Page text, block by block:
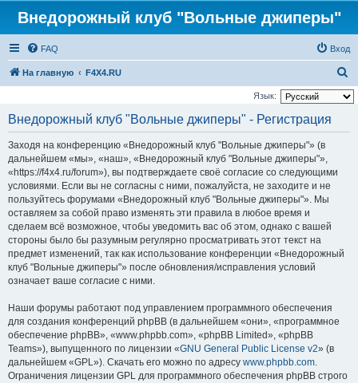
Внедорожный клуб "Вольные джиперы"
FAQ Вход
На главную F4X4.RU
о
Язык:
Внедорожный клуб "Вольные джиперы" - Регистрация
Заходя на конференцию «Внедорожный клуб "Вольные джиперы"» (в
дальнейшем «мы», «наш», «Внедорожный клуб "Вольные джиперы"»,
«https://f4x4.ru/forum»), вы подтверждаете своё согласие со следующими
условиями. Если вы не согласны с ними, пожалуйста, не заходите и не
пользуйтесь форумами «Внедорожный клуб "Вольные джиперы"». Мы
оставляем за собой право изменять эти правила в любое время и
сделаем всё возможное, чтобы уведомить вас об этом, однако с вашей
стороны было бы разумным регулярно просматривать этот текст на
предмет изменений, так как использование конференции «Внедорожный
клуб "Вольные джиперы"» после обновления/исправления условий
означает ваше согласие с ними.
Наши форумы работают под управлением программного обеспечения
для создания конференций phpBB (в дальнейшем «они», «программное
обеспечение phpBB», «www.phpbb.com», «phpBB Limited», «phpBB
Teams»), выпущенного по лицензии «GNU General Public License v2» (в
дальнейшем «GPL»). Скачать его можно по адресу www.phpbb.com.
Ограничения лицензии GPL для программного обеспечения phpBB строго